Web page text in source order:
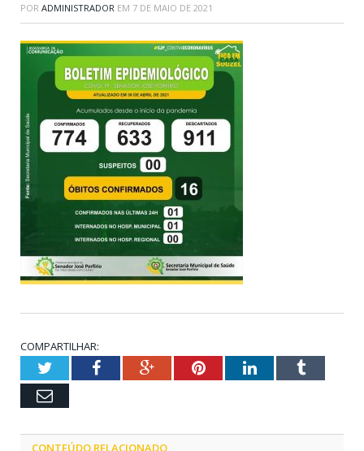
POR ADMINISTRADOR EM 7 DE MAIO DE 2021
COMPARTILHAR:
TwitterFacebookGoogle+PinterestLinkedInTumblr
Email
CONTEÚDO RELACIONADO